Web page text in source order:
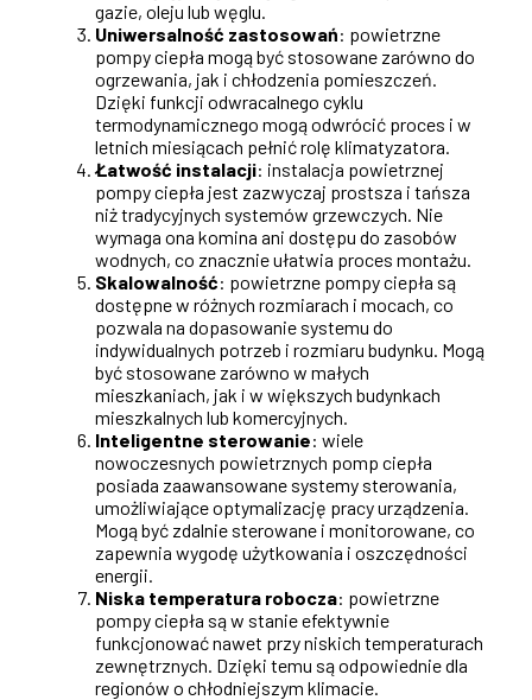
gazie, oleju lub węglu.
Uniwersalność zastosowań: powietrzne
pompy ciepła mogą być stosowane zarówno do
ogrzewania, jak i chłodzenia pomieszczeń.
Dzięki funkcji odwracalnego cyklu
termodynamicznego mogą odwrócić proces i w
letnich miesiącach pełnić rolę klimatyzatora.
Łatwość instalacji: instalacja powietrznej
pompy ciepła jest zazwyczaj prostsza i tańsza
niż tradycyjnych systemów grzewczych. Nie
wymaga ona komina ani dostępu do zasobów
wodnych, co znacznie ułatwia proces montażu.
Skalowalność: powietrzne pompy ciepła są
dostępne w różnych rozmiarach i mocach, co
pozwala na dopasowanie systemu do
indywidualnych potrzeb i rozmiaru budynku. Mogą
być stosowane zarówno w małych
mieszkaniach, jak i w większych budynkach
mieszkalnych lub komercyjnych.
Inteligentne sterowanie: wiele
nowoczesnych powietrznych pomp ciepła
posiada zaawansowane systemy sterowania,
umożliwiające optymalizację pracy urządzenia.
Mogą być zdalnie sterowane i monitorowane, co
zapewnia wygodę użytkowania i oszczędności
energii.
Niska temperatura robocza: powietrzne
pompy ciepła są w stanie efektywnie
funkcjonować nawet przy niskich temperaturach
zewnętrznych. Dzięki temu są odpowiednie dla
regionów o chłodniejszym klimacie.